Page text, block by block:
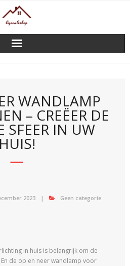
WANDLAMP
– CREËER DE
SFEER IN UW
HUIS!
2023 Geen categorie
in huis is belangrijk om de
de op en neer wandlamp voor